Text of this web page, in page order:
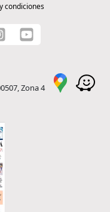
condiciones
Zona 4